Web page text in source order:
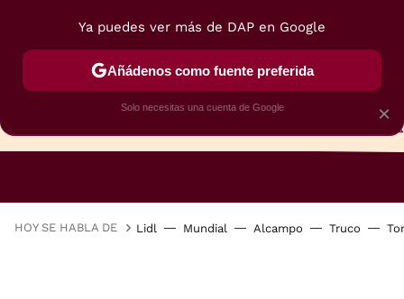
HOY SE HABLA DE Lidl Mundial Alcampo Truco
×
Ya puedes ver más de DAP en Google
Añádenos como fuente preferida
Solo necesitas una cuenta de Google